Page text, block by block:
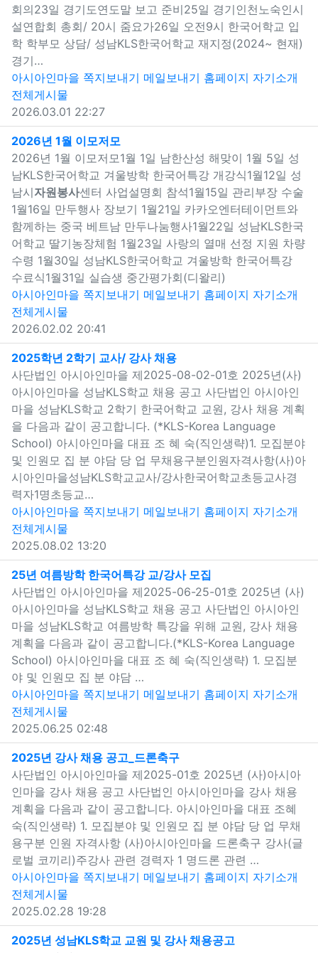
회의23일 경기도연도말 보고 준비25일 경기인천노숙인시
설연합회 총회/ 20시 줌요가26일 오전9시 한국어학교 입
학 학부모 상담/ 성남KLS한국어학교 재지정(2024~ 현재)
경기…
아시아인마을 쪽지보내기 메일보내기 홈페이지 자기소개
전체게시물
2026.03.01 22:27
2026년 1월 이모저모
2026년 1월 이모저모1월 1일 남한산성 해맞이 1월 5일 성
남KLS한국어학교 겨울방학 한국어특강 개강식1월12일 성
남시자원봉사센터 사업설명회 참석1월15일 관리부장 수술
1월16일 만두행사 장보기 1월21일 카카오엔터테이먼트와
함께하는 중국 베트남 만두나눔행사1월22일 성남KLS한국
어학교 딸기농장체험 1월23일 사랑의 열매 선정 지원 차량
수령 1월30일 성남KLS한국어학교 겨울방학 한국어특강
수료식1월31일 실습생 중간평가회(디왈리)
아시아인마을 쪽지보내기 메일보내기 홈페이지 자기소개
전체게시물
2026.02.02 20:41
2025학년 2학기 교사/ 강사 채용
사단법인 아시아인마을 제2025-08-02-01호 2025년(사)
아시아인마을 성남KLS학교 채용 공고 사단법인 아시아인
마을 성남KLS학교 2학기 한국어학교 교원, 강사 채용 계획
을 다음과 같이 공고합니다. (*KLS-Korea Language
School) 아시아인마을 대표 조 혜 숙(직인생략)1. 모집분야
및 인원모 집 분 야담 당 업 무채용구분인원자격사항(사)아
시아인마을성남KLS학교교사/강사한국어학교초등교사경
력자1명초등교…
아시아인마을 쪽지보내기 메일보내기 홈페이지 자기소개
전체게시물
2025.08.02 13:20
25년 여름방학 한국어특강 교/강사 모집
사단법인 아시아인마을 제2025-06-25-01호 2025년 (사)
아시아인마을 성남KLS학교 채용 공고 사단법인 아시아인
마을 성남KLS학교 여름방학 특강을 위해 교원, 강사 채용
계획을 다음과 같이 공고합니다.(*KLS-Korea Language
School) 아시아인마을 대표 조 혜 숙(직인생략) 1. 모집분
야 및 인원모 집 분 야담 …
아시아인마을 쪽지보내기 메일보내기 홈페이지 자기소개
전체게시물
2025.06.25 02:48
2025년 강사 채용 공고_드론축구
사단법인 아시아인마을 제2025-01호 2025년 (사)아시아
인마을 강사 채용 공고 사단법인 아시아인마을 강사 채용
계획을 다음과 같이 공고합니다. 아시아인마을 대표 조혜
숙(직인생략) 1. 모집분야 및 인원모 집 분 야담 당 업 무채
용구분 인원 자격사항 (사)아시아인마을 드론축구 강사(글
로벌 코끼리)주강사 관련 경력자 1 명드론 관련 …
아시아인마을 쪽지보내기 메일보내기 홈페이지 자기소개
전체게시물
2025.02.28 19:28
2025년 성남KLS학교 교원 및 강사 채용공고